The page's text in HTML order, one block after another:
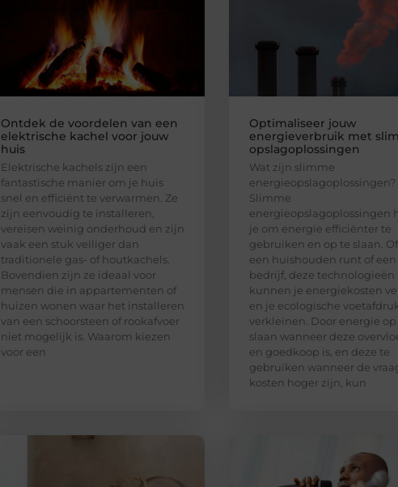
Ontdek de voordelen van een
elektrische kachel voor jouw
huis
Elektrische kachels zijn een
fantastische manier om je huis
snel en efficiënt te verwarmen. Ze
zijn eenvoudig te installeren,
vereisen weinig onderhoud en zijn
vaak een stuk veiliger dan
traditionele gas- of houtkachels.
Bovendien zijn ze ideaal voor
mensen die in appartementen of
huizen wonen waar het installeren
van een schoorsteen of rookafvoer
niet mogelijk is. Waarom kiezen
voor een
Optimaliseer jouw
energieverbruik met
opslagoplossingen
Wat zijn slimme
energieopslagoplossingen?
Slimme
energieopslagoplossingen
je om energie efficiënter te
gebruiken en op te slaan.
een huishouden runt of een
bedrijf, deze technologieën
kunnen je energiekosten
en je ecologische
verkleinen. Door energie
slaan wanneer deze
en goedkoop is, en deze te
gebruiken wanneer de
kosten hoger zijn, kun